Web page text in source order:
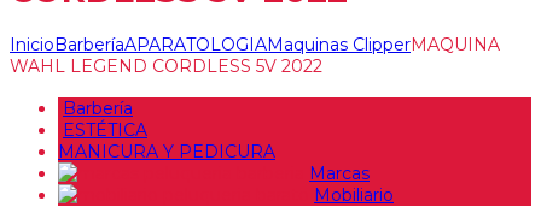
InicioBarberíaAPARATOLOGIAMaquinas ClipperMAQUINA
WAHL LEGEND CORDLESS 5V 2022
Barbería
ESTÉTICA
MANICURA Y PEDICURA
Marcas
Mobiliario